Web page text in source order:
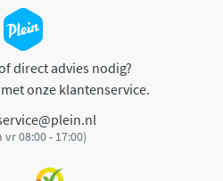
direct advies nodig?
onze klantenservice.
08:00 - 17:00)